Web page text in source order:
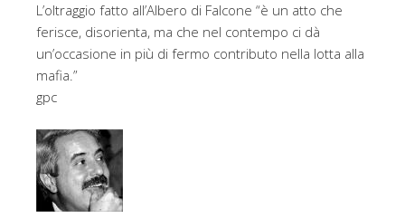
L’oltraggio fatto all’Albero di Falcone “è un atto che
ferisce, disorienta, ma che nel contempo ci dà
un’occasione in più di fermo contributo nella lotta alla
mafia.”
gpc